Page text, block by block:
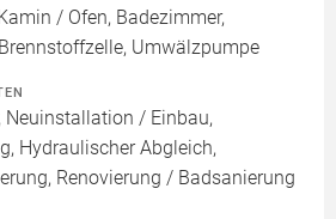
/ Ofen, Badezimmer,
Umwälzpumpe
Neuinstallation / Einbau,
Hydraulischer Abgleich,
Renovierung / Badsanierung